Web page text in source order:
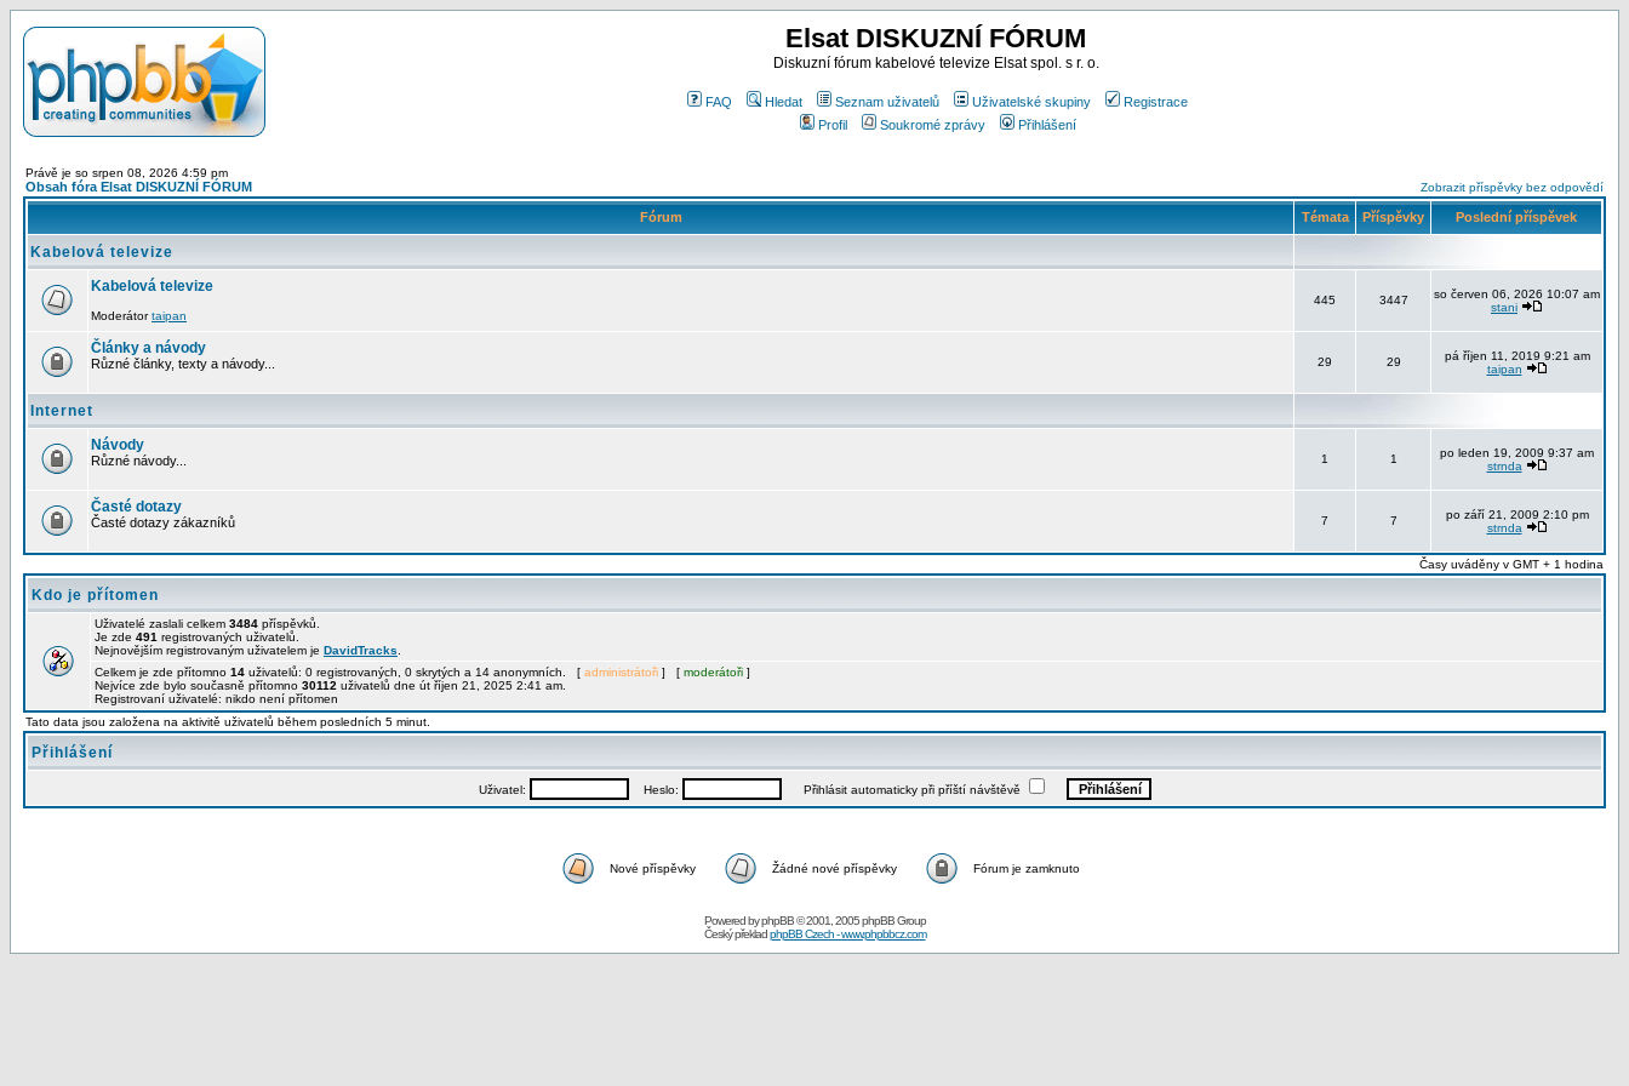
Elsat DISKUZNÍ FÓRUM
Diskuzní fórum kabelové televize Elsat spol. s r. o.
FAQ Hledat Seznam uživatelů Uživatelské skupiny
Registrace
Profil
Soukromé zprávy Přihlášení
Právě je so srpen 08, 2026 4:59 pm
Obsah fóra Elsat DISKUZNÍ FÓRUM Zobrazit příspěvky bez odpovědí
Fórum Témata Příspěvky Poslední příspěvek
Kabelová televize
Kabelová televize
Moderátortaipan
445 3447
so červen 06, 2026 10:07 am
stani
Články a návody
Různé články, texty a návody... 29 29
pá říjen 11, 2019 9:21 am
taipan
Internet
Návody
Různé návody... 1 1
po leden 19, 2009 9:37 am
strnda
Časté dotazy
Časté dotazy zákazníků 7 7
po září 21, 2009 2:10 pm
strnda
Časy uváděny v GMT + 1 hodina
Kdo je přítomen
Uživatelé zaslali celkem 3484 příspěvků.
Je zde 491 registrovaných uživatelů.
Nejnovějším registrovaným uživatelem je DavidTracks
Celkem je zde přítomno 14 uživatelů: 0 registrovaných, 0 skrytých a 14 anonymních. [ administrátoři ] [ moderátoři ]
Nejvíce zde bylo současně přítomno 30112 uživatelů dne út říjen 21, 2025 2:41 am.
Registrovaní uživatelé: nikdo není přítomen
Tato data jsou založena na aktivitě uživatelů během posledních 5 minut.
Přihlášení
Uživatel: Heslo: Přihlásit automaticky při příští návštěvě
Nové příspěvky Žádné nové příspěvky Fórum je zamknuto
Powered byphpBB© 2001, 2005 phpBB Group
Český překladphpBB Czech - www.phpbbcz.com